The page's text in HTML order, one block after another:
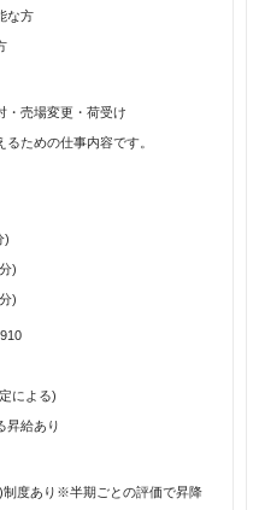
な方
・売場変更・荷受け
ための仕事内容です。
)
)
)
による)
昇給あり
制度あり※半期ごとの評価で昇降